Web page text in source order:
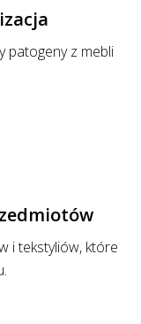
patogeny z mebli
i tekstyliów, które